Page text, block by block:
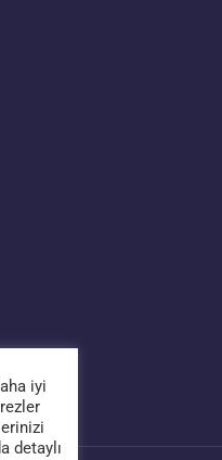
iyi
detaylı